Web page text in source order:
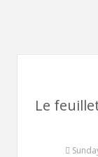
Le